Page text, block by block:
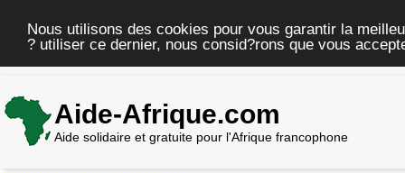
Nous utilisons des cookies pour vous garantir la
? utiliser ce dernier, nous consid?rons que vous
Aide-Afrique.com
Aide solidaire et gratuite pour l'Afrique francophone